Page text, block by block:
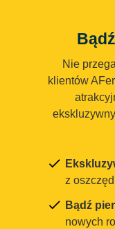
Nie
klientów
z
Bądź
nowych